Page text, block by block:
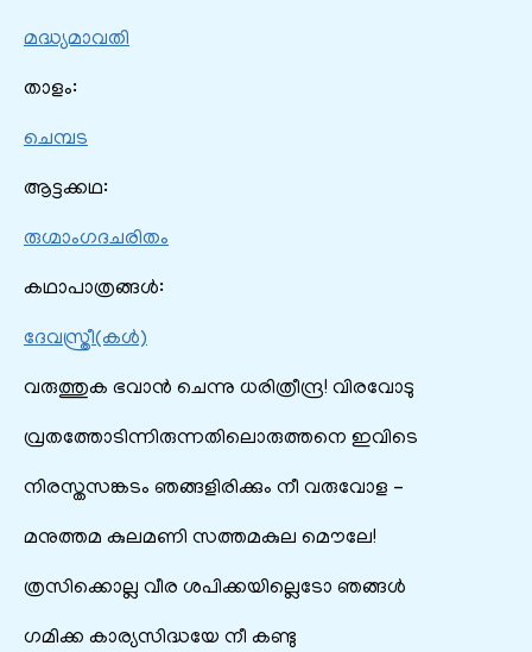
മദ്ധ്യമാവതി
താളം:
ചെമ്പട
ആട്ടക്കഥ:
രുഗ്മാംഗദചരിതം
കഥാപാത്രങ്ങൾ:
ദേവസ്ത്രീ(കള്‍)
വരുത്തുക ഭവാന്‍ ചെന്നു ധരിത്രീന്ദ്ര! വിരവോടു
വ്രതത്തോടിന്നിരുന്നതിലൊരുത്തനെ ഇവിടെ
നിരസ്തസങ്കടം ഞങ്ങളിരിക്കും നീ വരുവോള –
മനുത്തമ കുലമണി സത്തമകുല മൌലേ!
ത്രസിക്കൊല്ല വീര ശപിക്കയില്ലെടോ ഞങ്ങള്‍
ഗമിക്ക കാര്യസിദ്ധയേ നീ കണ്ടു